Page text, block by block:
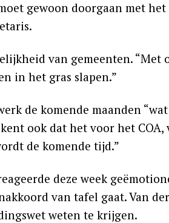
gewoon doorgaan met
van gemeenten. “Met
in het gras slapen.”
de komende maanden
ook dat het voor het
de komende tijd.”
deze week
van tafel gaat. Van
weten te krijgen.